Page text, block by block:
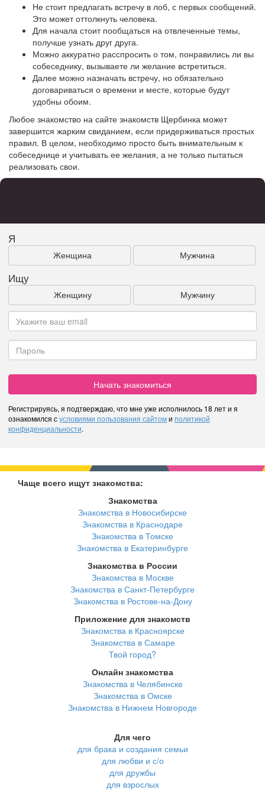
Не стоит предлагать встречу в лоб, с первых сообщений.
Это может оттолкнуть человека.
Для начала стоит пообщаться на отвлеченные темы,
получше узнать друг друга.
Можно аккуратно расспросить о том, понравились ли вы
собеседнику, вызываете ли желание встретиться.
Далее можно назначать встречу, но обязательно
договариваться о времени и месте, которые будут
удобны обоим.
Любое знакомство на сайте знакомств Щербинка может
завершится жарким свиданием, если придерживаться простых
правил. В целом, необходимо просто быть внимательным к
собеседнице и учитывать ее желания, а не только пытаться
реализовать свои.
Я
Женщина Мужчина
Ищу
Женщину Мужчину
Начать знакомиться
Регистрируясь, я подтверждаю, что мне уже исполнилось 18 лет и я
ознакомился сусловиями пользования сайтоми политикой
конфиденциальности.
Чаще всего ищут знакомства:
Знакомства
Знакомства в Новосибирске
Знакомства в Краснодаре
Знакомства в Томске
Знакомства в Екатеринбурге
Знакомства в России
Знакомства в Москве
Знакомства в Санкт-Петербурге
Знакомства в Ростове-на-Дону
Приложение для знакомств
Знакомства в Красноярске
Знакомства в Самаре
Твой город?
Онлайн знакомства
Знакомства в Челябинске
Знакомства в Омске
Знакомства в Нижнем Новгороде
Для чего
для брака и создания семьи
для любви и с/о
для дружбы
для взрослых